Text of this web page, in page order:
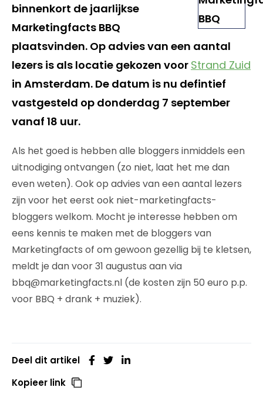
binnenkort de jaarlijkse
Marketingfacts BBQ
plaatsvinden. Op advies van een aantal
lezers is als locatie gekozen voor Strand Zuid
in Amsterdam. De datum is nu defintief
vastgesteld op donderdag 7 september
vanaf 18 uur.
Als het goed is hebben alle bloggers inmiddels een
uitnodiging ontvangen (zo niet, laat het me dan
even weten). Ook op advies van een aantal lezers
zijn voor het eerst ook niet-marketingfacts-
bloggers welkom. Mocht je interesse hebben om
eens kennis te maken met de bloggers van
Marketingfacts of om gewoon gezellig bij te kletsen,
meldt je dan voor 31 augustus aan via
bbq@marketingfacts.nl (de kosten zijn 50 euro p.p.
voor BBQ + drank + muziek).
Deel dit artikel
Kopieer link